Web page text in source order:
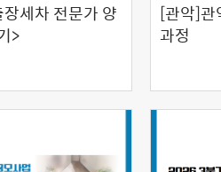
세차 전문가 양
>
[관악]관
과정